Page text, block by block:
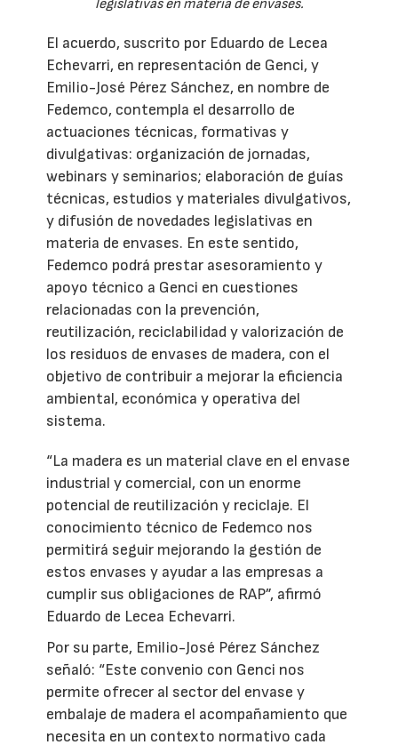
legislativas en materia de envases.
El acuerdo, suscrito por Eduardo de Lecea
Echevarri, en representación de Genci, y
Emilio-José Pérez Sánchez, en nombre de
Fedemco, contempla el desarrollo de
actuaciones técnicas, formativas y
divulgativas: organización de jornadas,
webinars y seminarios; elaboración de guías
técnicas, estudios y materiales divulgativos,
y difusión de novedades legislativas en
materia de envases. En este sentido,
Fedemco podrá prestar asesoramiento y
apoyo técnico a Genci en cuestiones
relacionadas con la prevención,
reutilización, reciclabilidad y valorización de
los residuos de envases de madera, con el
objetivo de contribuir a mejorar la eficiencia
ambiental, económica y operativa del
sistema.
“La madera es un material clave en el envase
industrial y comercial, con un enorme
potencial de reutilización y reciclaje. El
conocimiento técnico de Fedemco nos
permitirá seguir mejorando la gestión de
estos envases y ayudar a las empresas a
cumplir sus obligaciones de RAP”, afirmó
Eduardo de Lecea Echevarri.
Por su parte, Emilio-José Pérez Sánchez
señaló: “Este convenio con Genci nos
permite ofrecer al sector del envase y
embalaje de madera el acompañamiento que
necesita en un contexto normativo cada